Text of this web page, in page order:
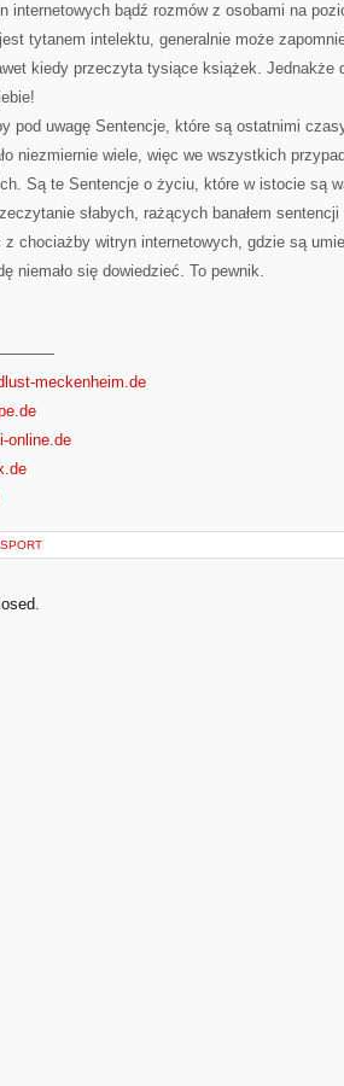
internetowych bądź rozmów z osobami na
tytanem intelektu, generalnie może
kiedy przeczyta tysiące książek. Jednakże
pod uwagę Sentencje, które są ostatnimi
niezmiernie wiele, więc we wszystkich
Są te Sentencje o życiu, które w istocie są
słabych, rażących banałem
chociażby witryn internetowych, gdzie są
niemało się dowiedzieć. To pewnik.
meckenheim.de
online.de
SPORT